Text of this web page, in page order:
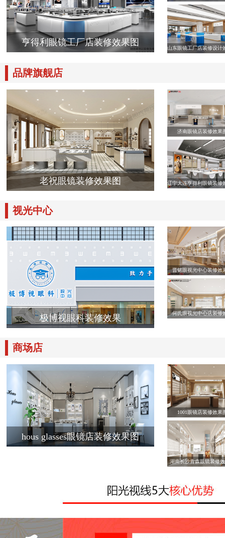
亨得利眼镜工厂店装修效果图
山东眼镜工厂店装修设计
品牌旗舰店
老祝眼镜装修效果图
济南眼镜店装修效果
辽宁大连亨得利眼镜装修
视光中心
极博视眼科装修效果
晋铭眼视光中心装修效
何氏眼视光中心店装修
商场店
hous glasses眼镜店装修效果图
1001眼镜店装修效果
湖南长沙青森眼镜装修